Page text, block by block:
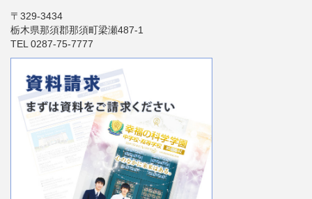
〒329-3434
栃木県那須郡那須町梁瀬487-1
TEL 0287-75-7777